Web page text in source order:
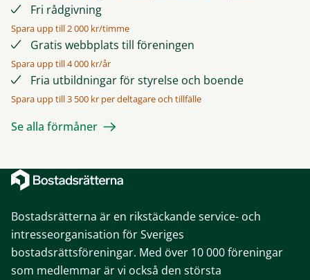
Fri rådgivning
Spara upp till 2 000 kr/timme
Gratis webbplats till föreningen
Spara upp till 4 000 kr/år
Fria utbildningar för styrelse och boende
Spara upp till 3 500 kr per deltagare och tillfälle
Se alla förmåner
Bostadsrätterna är en rikstäckande service- och
intresseorganisation för Sveriges
bostadsrättsföreningar. Med över 10 000 föreningar
som medlemmar är vi också den största